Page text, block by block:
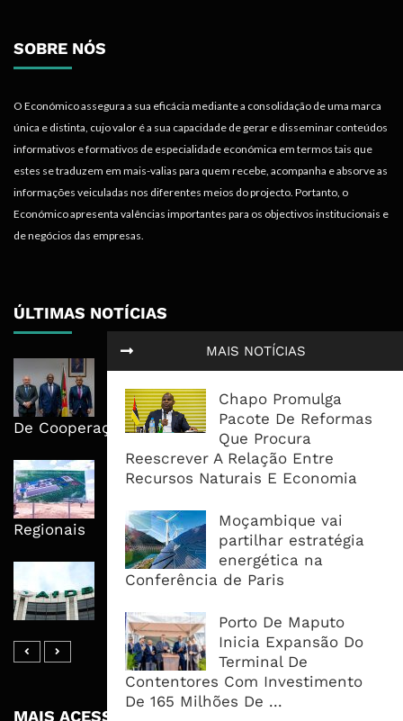
MAIS NOTÍCIAS
Chapo Promulga
Pacote De Reformas
Que Procura
Reescrever A Relação Entre
Recursos Naturais E Economia
Moçambique vai
partilhar estratégia
energética na
Conferência de Paris
Porto De Maputo
Inicia Expansão Do
Terminal De
Contentores Com Investimento
De 165 Milhões De ...
SOBRE NÓS
O Económico assegura a sua eficácia mediante a consolidação de uma marca
única e distinta, cujo valor é a sua capacidade de gerar e disseminar conteúdos
informativos e formativos de especialidade económica em termos tais que
estes se traduzem em mais-valias para quem recebe, acompanha e absorve as
informações veiculadas nos diferentes meios do projecto. Portanto, o
Económico apresenta valências importantes para os objectivos institucionais e
de negócios das empresas.
ÚLTIMAS NOTÍCIAS
Moçambique E ECA Colocam
Emprego, Industrialização E
Execução No Centro Da Nova Agenda
De Cooperação
Nova Capacidade Cimenteira Coloca
Moçambique No Caminho Da Auto-
Suficiência E Das Exportações
Regionais
AfDB Aprova US$265 Milhões E
Acelera Ligação Da Zâmbia Ao
Corredor Do Lobito
MAIS ACESSADOS